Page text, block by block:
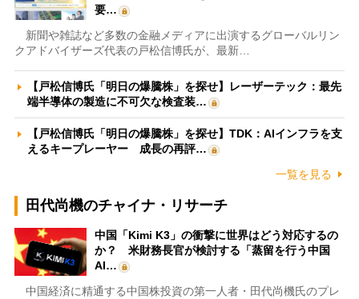
要…
新聞や雑誌など多数の金融メディアに出演するグローバルリン
クアドバイザーズ代表の戸松信博氏が、最新…
【戸松信博氏「明日の爆騰株」を探せ】レーザーテック：最先
端半導体の製造に不可欠な検査装…
【戸松信博氏「明日の爆騰株」を探せ】TDK：AIインフラを支
えるキープレーヤー 成長の再評…
一覧を見る
田代尚機のチャイナ・リサーチ
中国「Kimi K3」の衝撃に世界はどう対応するの
か？ 米財務長官が検討する「蒸留を行う中国
AI…
中国経済に精通する中国株投資の第一人者・田代尚機氏のプレ